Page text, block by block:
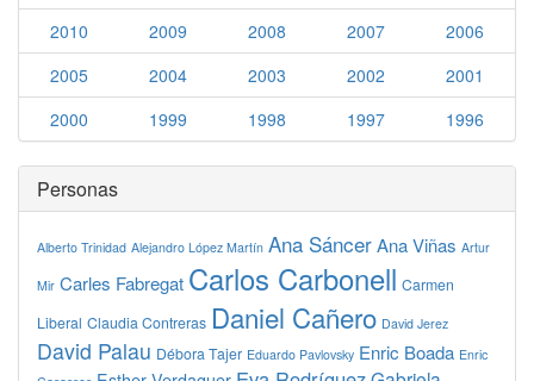
2010
2009 2008 2007
2006
2005
2004 2003 2002
2001
2000
1999 1998 1997 1996
Personas
Alberto Trinidad Alejandro López Martín Ana SáncerAna Viñas Artur
Mir Carles Fabregat Carlos Carbonell Carmen
Liberal Claudia Contreras Daniel Cañero David Jerez
David Palau Débora Tajer Eduardo Pavlovsky Enric Boada Enric